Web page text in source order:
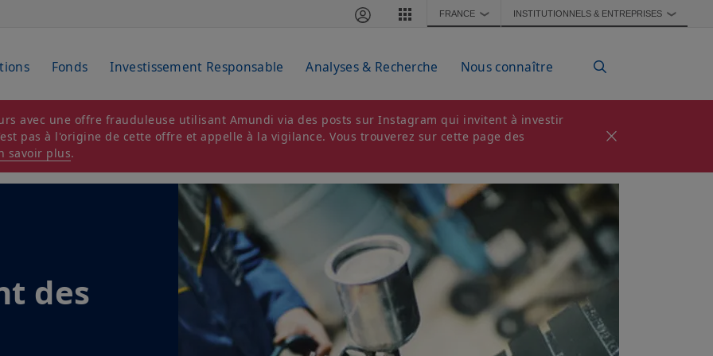
FRANCE ❯ INSTITUTIONNELS & ENTREPRISES ❯
Fonds Investissement Responsable Analyses & Recherche Nous connaître
avec une offre frauduleuse utilisant Amundi via des posts sur Instagram qui invitent à investir
pas à l'origine de cette offre et appelle à la vigilance. Vous trouverez sur cette page des
savoir plus.
des